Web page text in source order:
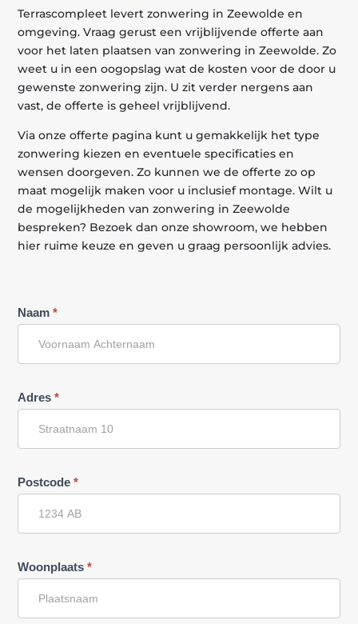
Terrascompleet levert zonwering in Zeewolde en
omgeving. Vraag gerust een vrijblijvende offerte aan
voor het laten plaatsen van zonwering in Zeewolde. Zo
weet u in een oogopslag wat de kosten voor de door u
gewenste zonwering zijn. U zit verder nergens aan
vast, de offerte is geheel vrijblijvend.
Via onze offerte pagina kunt u gemakkelijk het type
zonwering kiezen en eventuele specificaties en
wensen doorgeven. Zo kunnen we de offerte zo op
maat mogelijk maken voor u inclusief montage. Wilt u
de mogelijkheden van zonwering in Zeewolde
bespreken? Bezoek dan onze showroom, we hebben
hier ruime keuze en geven u graag persoonlijk advies.
Offerte
aanvraag
Naam*
Adres*
Postcode*
Woonplaats*